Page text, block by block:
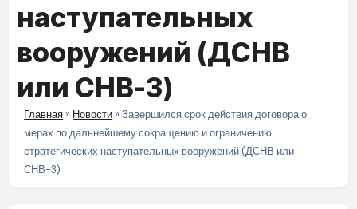
наступательных
вооружений (ДСНВ
или СНВ-3)
Главная » Новости »Завершился срок действия договора о
мерах по дальнейшему сокращению и ограничению
стратегических наступательных вооружений (ДСНВ или
СНВ-3)